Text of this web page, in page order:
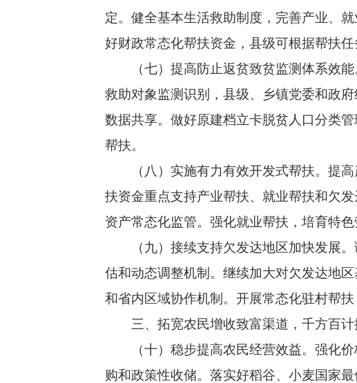
定。健全基本生活救助制度，完善产业、
好财政常态化帮扶资金，县级可根据帮扶任
（七）提高防止返贫致贫监测体系效能
救助对象监测识别，县级、乡镇党委和政
数据共享。做好原建档立卡脱贫人口分类
帮扶。
（八）实施有力有效开发式帮扶。提高
扶资金重点支持产业帮扶、就业帮扶和欠
资产常态化监管。强化就业帮扶，培育特
（九）接续支持欠发达地区加快发展。
估和动态调整机制。继续加大对欠发达地
和省内区域协作机制。开展常态化驻村帮
三、拓宽农民增收致富渠道，千方百计
（十）稳步提高农民经营效益。强化价
购和政策性收储。落实好稻谷、小麦国家